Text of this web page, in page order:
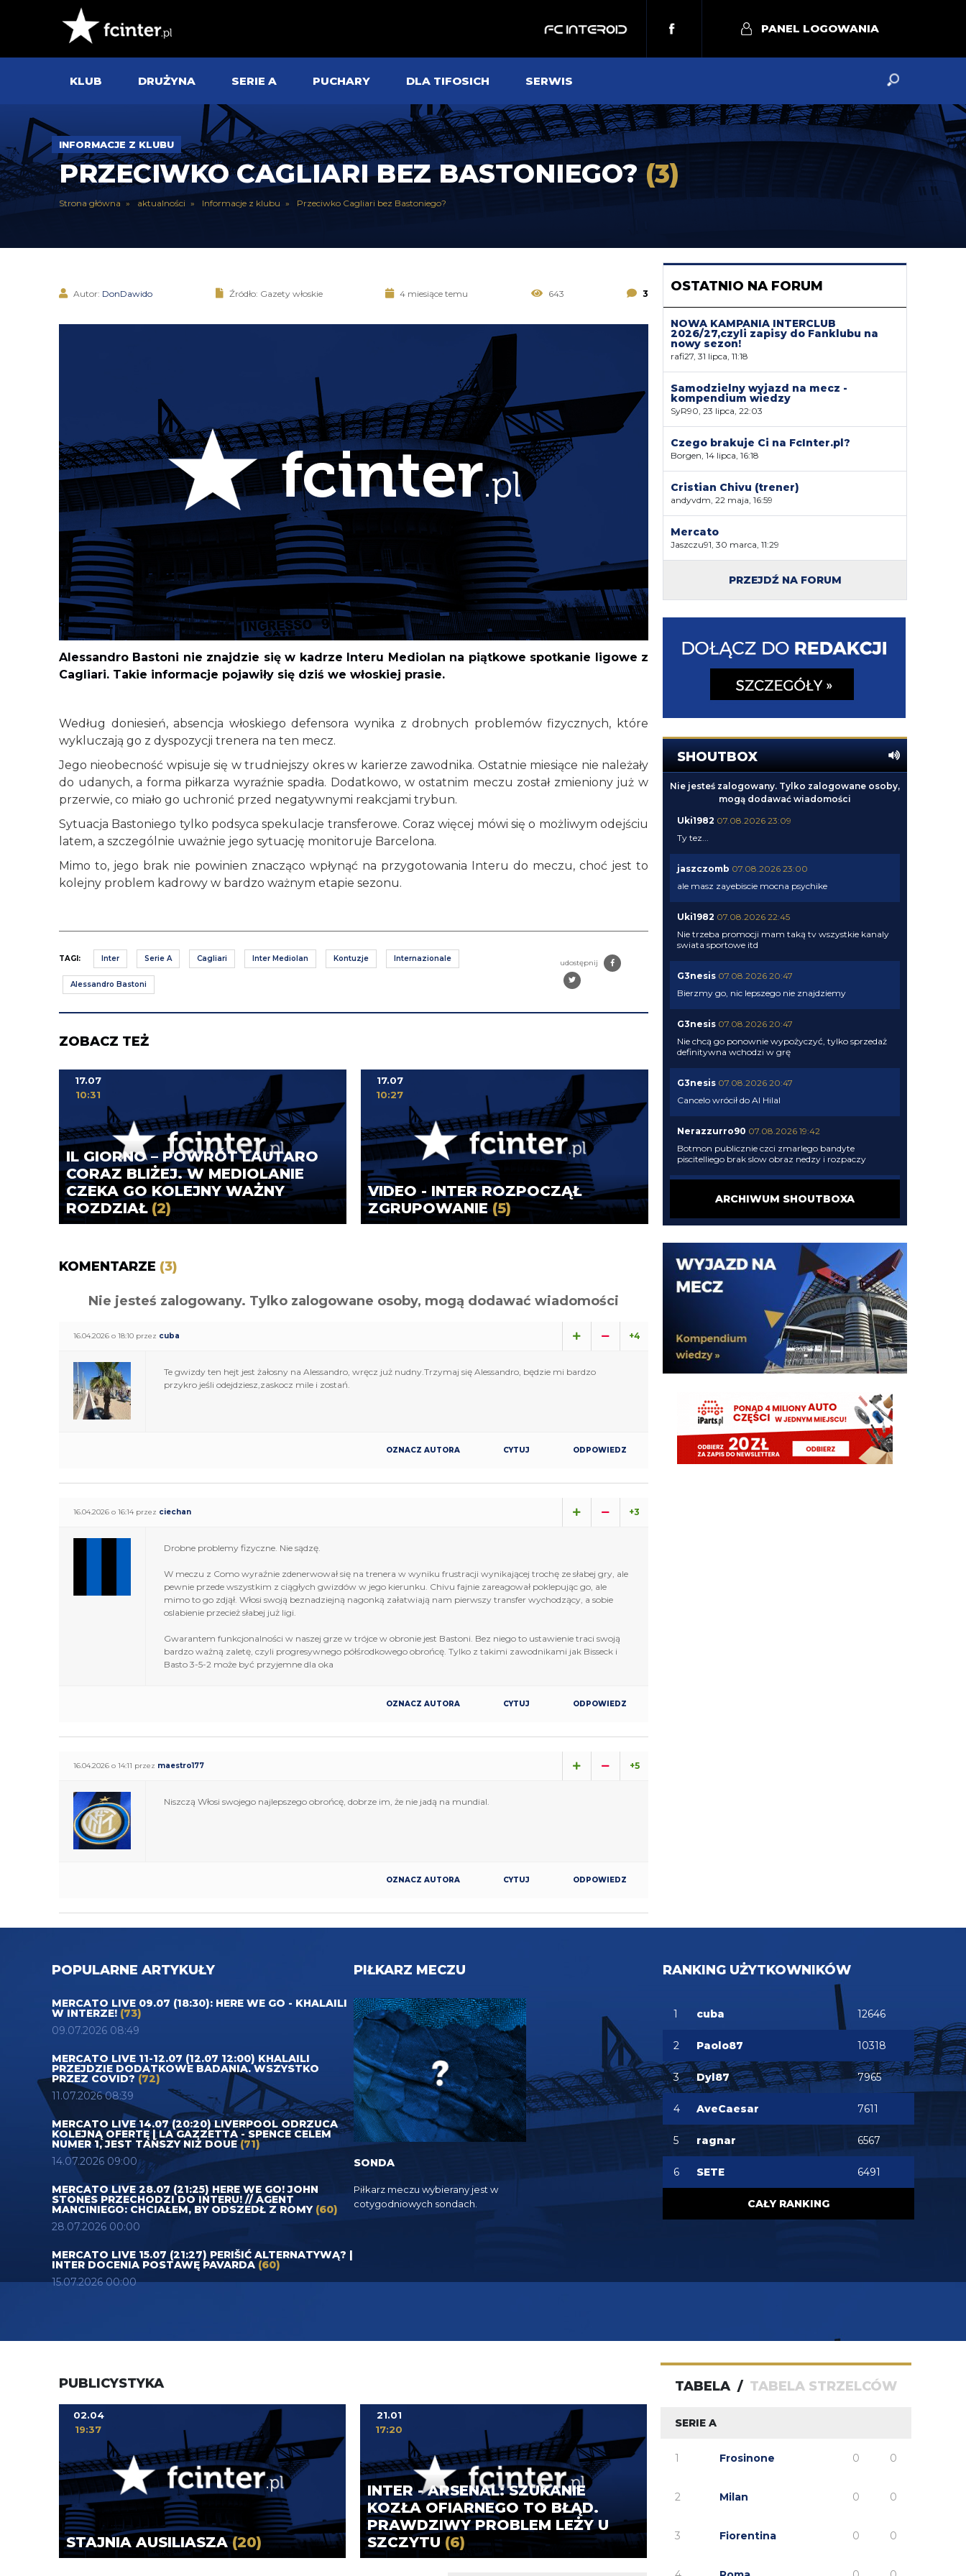
PANEL LOGOWANIA
KLUB DRUŻYNA SERIE A PUCHARY DLA TIFOSICH SERWIS
INFORMACJE Z KLUBU
PRZECIWKO CAGLIARI BEZ BASTONIEGO? (3)
Strona główna aktualności Informacje z klubu Przeciwko Cagliari bez Bastoniego?
Autor: DonDawido Źródło: Gazety włoskie 4 miesiące temu 643 3
Alessandro Bastoni nie znajdzie się w kadrze Interu Mediolan na piątkowe spotkanie ligowe z
Cagliari. Takie informacje pojawiły się dziś we włoskiej prasie.
Według doniesień, absencja włoskiego defensora wynika z drobnych problemów fizycznych, które
wykluczają go z dyspozycji trenera na ten mecz.
Jego nieobecność wpisuje się w trudniejszy okres w karierze zawodnika. Ostatnie miesiące nie należały
do udanych, a forma piłkarza wyraźnie spadła. Dodatkowo, w ostatnim meczu został zmieniony już w
przerwie, co miało go uchronić przed negatywnymi reakcjami trybun.
Sytuacja Bastoniego tylko podsyca spekulacje transferowe. Coraz więcej mówi się o możliwym odejściu
latem, a szczególnie uważnie jego sytuację monitoruje Barcelona.
Mimo to, jego brak nie powinien znacząco wpłynąć na przygotowania Interu do meczu, choć jest to
kolejny problem kadrowy w bardzo ważnym etapie sezonu.
TAGI: Inter Serie A Cagliari Inter Mediolan Kontuzje Internazionale
Alessandro Bastoni
udostępnij
ZOBACZ TEŻ
IL GIORNO – POWRÓT LAUTARO
CORAZ BLIŻEJ. W MEDIOLANIE
CZEKA GO KOLEJNY WAŻNY
ROZDZIAŁ (2)
17.07
10:31
VIDEO - INTER ROZPOCZĄŁ
ZGRUPOWANIE(5)
17.07
10:27
KOMENTARZE (3)
Nie jesteś zalogowany. Tylko zalogowane osoby, mogą dodawać wiadomości
16.04.2026 o 18:10 przez cuba +4
Te gwizdy ten hejt jest żałosny na Alessandro, wręcz już nudny.Trzymaj się Alessandro, będzie mi bardzo
przykro jeśli odejdziesz,zaskocz mile i zostań.
OZNACZ AUTORA CYTUJ ODPOWIEDZ
16.04.2026 o 16:14 przez ciechan +3
Drobne problemy fizyczne. Nie sądzę.
W meczu z Como wyraźnie zdenerwował się na trenera w wyniku frustracji wynikającej trochę ze słabej gry, ale
pewnie przede wszystkim z ciągłych gwizdów w jego kierunku. Chivu fajnie zareagował poklepując go, ale
mimo to go zdjął. Włosi swoją beznadziejną nagonką załatwiają nam pierwszy transfer wychodzący, a sobie
oslabienie przecież słabej już ligi.
Gwarantem funkcjonalności w naszej grze w trójce w obronie jest Bastoni. Bez niego to ustawienie traci swoją
bardzo ważną zaletę, czyli progresywnego półśrodkowego obrońcę. Tylko z takimi zawodnikami jak Bisseck i
Basto 3-5-2 może być przyjemne dla oka
OZNACZ AUTORA CYTUJ ODPOWIEDZ
16.04.2026 o 14:11 przez maestro177 +5
Niszczą Włosi swojego najlepszego obrońcę, dobrze im, że nie jadą na mundial.
OZNACZ AUTORA CYTUJ ODPOWIEDZ
OSTATNIO NA FORUM
NOWA KAMPANIA INTERCLUB
2026/27,czyli zapisy do Fanklubu na
nowy sezon!
rafi27, 31 lipca, 11:18
Samodzielny wyjazd na mecz -
kompendium wiedzy
SyR90, 23 lipca, 22:03
Czego brakuje Ci na FcInter.pl?
Borgen, 14 lipca, 16:18
Cristian Chivu (trener)
andyvdm, 22 maja, 16:59
Mercato
Jaszczu91, 30 marca, 11:29
PRZEJDŹ NA FORUM
SHOUTBOX
Nie jesteś zalogowany. Tylko zalogowane osoby,
mogą dodawać wiadomości
Uki1982 07.08.2026 23:09
Ty tez...
jaszczomb 07.08.2026 23:00
ale masz zayebiscie mocna psychike
Uki1982 07.08.2026 22:45
Nie trzeba promocji mam taką tv wszystkie kanaly
swiata sportowe itd
G3nesis 07.08.2026 20:47
Bierzmy go, nic lepszego nie znajdziemy
G3nesis 07.08.2026 20:47
Nie chcą go ponownie wypożyczyć, tylko sprzedaż
definitywna wchodzi w grę
G3nesis 07.08.2026 20:47
Cancelo wrócił do Al Hilal
Nerazzurro90 07.08.2026 19:42
Botmon publicznie czci zmarlego bandyte
piscitelliego brak slow obraz nedzy i rozpaczy
Hehe 😁
FENDI_SOSA
07.08.2026 18:56
Adriano ty already dead a nie forever he xd
FENDI_SOSA 07.08.2026 18:56
Oleeks ciśnij go he
mnie też zbanował za danie reakcji haha na jego
ostatnie stanowisko które było ostatnie ostatnim
ostatniejsze i najostatniejsze
Adriano_forever 07.08.2026 18:29
si=905de6a7a51a48cb
ARCHIWUM SHOUTBOXA
POPULARNE ARTYKUŁY
MERCATO LIVE 09.07 (18:30): HERE WE GO - KHALAILI
W INTERZE! (73)
09.07.2026 08:49
MERCATO LIVE 11-12.07 (12.07 12:00) KHALAILI
PRZEJDZIE DODATKOWE BADANIA. WSZYSTKO
PRZEZ COVID? (72)
11.07.2026 08:39
MERCATO LIVE 14.07 (20:20) LIVERPOOL ODRZUCA
KOLEJNĄ OFERTĘ | LA GAZZETTA - SPENCE CELEM
NUMER 1, JEST TAŃSZY NIŻ DOUE(71)
14.07.2026 09:00
MERCATO LIVE 28.07 (21:25) HERE WE GO! JOHN
STONES PRZECHODZI DO INTERU! // AGENT
MANCINIEGO: CHCIAŁEM, BY ODSZEDŁ Z ROMY (60)
28.07.2026 00:00
MERCATO LIVE 15.07 (21:27) PERIŠIĆ ALTERNATYWĄ? |
INTER DOCENIA POSTAWĘ PAVARDA (60)
15.07.2026 00:00
PIŁKARZ MECZU
SONDA
Piłkarz meczu wybierany jest w
cotygodniowych sondach.
RANKING UŻYTKOWNIKÓW
1 cuba 12646
2 Paolo87 10318
3 Dyl87 7965
4 AveCaesar 7611
5 ragnar 6567
6 SETE 6491
CAŁY RANKING
PUBLICYSTYKA
STAJNIA AUSILIASZA(20)
02.04
19:37
INTER - ARSENAL: SZUKANIE
KOZŁA OFIARNEGO TO BŁĄD.
PRAWDZIWY PROBLEM LEŻY U
SZCZYTU (6)
21.01
17:20
TABELA / TABELA STRZELCÓW
SERIE A
1 Frosinone 0 0
2 Milan 0 0
3 Fiorentina 0 0